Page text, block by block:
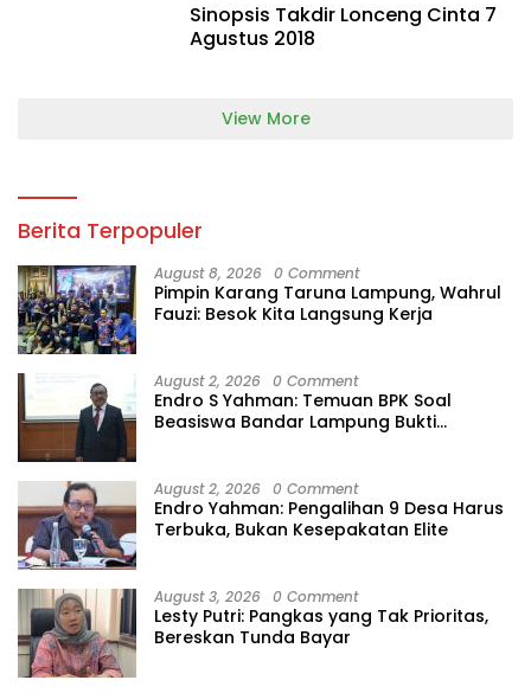
Sinopsis Takdir Lonceng Cinta 7
Agustus 2018
View More
Berita Terpopuler
August 8, 2026 0 Comment
Pimpin Karang Taruna Lampung, Wahrul
Fauzi: Besok Kita Langsung Kerja
August 2, 2026 0 Comment
Endro S Yahman: Temuan BPK Soal
Beasiswa Bandar Lampung Bukti
August 2, 2026 0 Comment
Endro Yahman: Pengalihan 9 Desa Harus
Terbuka, Bukan Kesepakatan Elite
August 3, 2026 0 Comment
Lesty Putri: Pangkas yang Tak Prioritas,
Bereskan Tunda Bayar